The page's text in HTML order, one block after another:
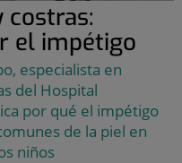
costras:
el impétigo
especialista en
del Hospital
por qué el impétigo
de la piel en
niños